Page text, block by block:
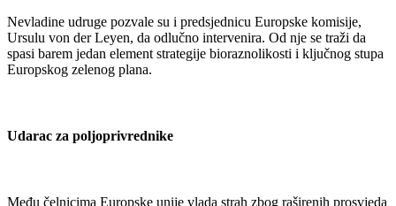
Nevladine udruge pozvale su i predsjednicu Europske komisije,
Ursulu von der Leyen, da odlučno intervenira. Od nje se traži da
spasi barem jedan element strategije bioraznolikosti i ključnog stupa
Europskog zelenog plana.
Udarac za poljoprivrednike
Među čelnicima Europske unije vlada strah zbog raširenih prosvjeda